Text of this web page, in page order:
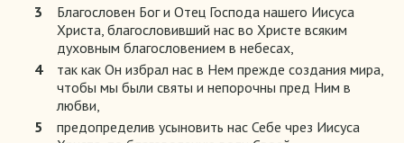
3
Благословен Бог и Отец Господа нашего Иисуса
Христа, благословивший нас во Христе всяким
духовным благословением в небесах,
4
так как Он избрал нас в Нем прежде создания мира,
чтобы мы были святы и непорочны пред Ним в
любви,
5
предопределив усыновить нас Себе чрез Иисуса